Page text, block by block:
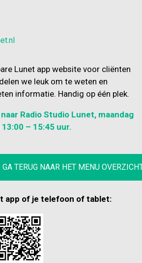
Lunet app website voor cliënten
we leuk om te weten en
informatie. Handig op één plek.
Radio Studio Lunet, maandag
– 15:45 uur.
GA TERUG NAAR HET MENU
app of je telefoon of tablet: